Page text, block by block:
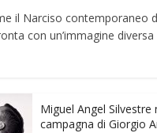
il Narciso contemporaneo
con un’immagine
Miguel Angel Silvestre
campagna di Giorgio